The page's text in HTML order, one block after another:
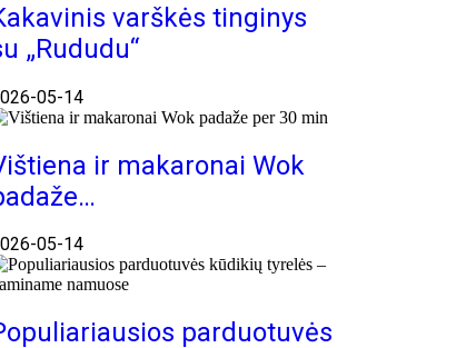
varškės tinginys
„Rududu“
05-14
ir makaronai Wok
05-14
parduotuvės